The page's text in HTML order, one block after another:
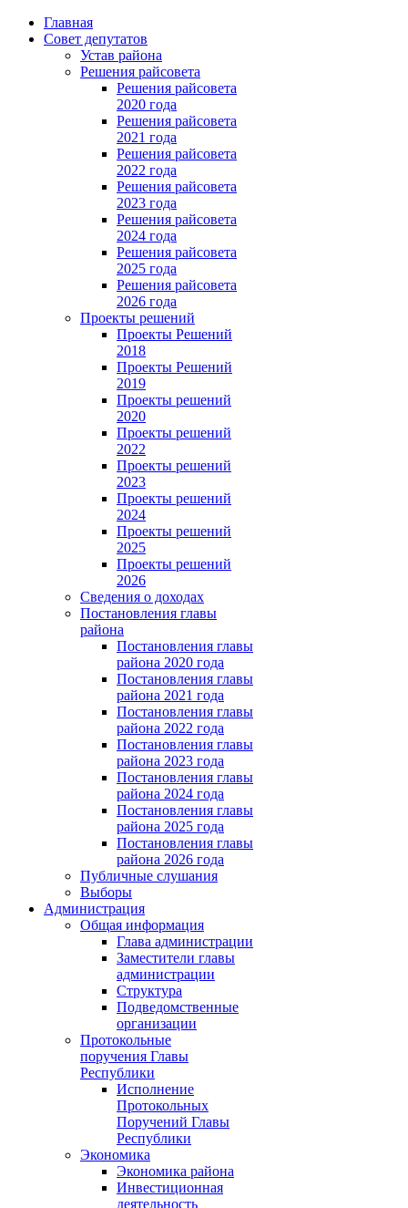
Главная
Совет депутатов
Устав района
Решения райсовета
Решения райсовета
2020 года
Решения райсовета
2021 года
Решения райсовета
2022 года
Решения райсовета
2023 года
Решения райсовета
2024 года
Решения райсовета
2025 года
Решения райсовета
2026 года
Проекты решений
Проекты Решений
2018
Проекты Решений
2019
Проекты решений
2020
Проекты решений
2022
Проекты решений
2023
Проекты решений
2024
Проекты решений
2025
Проекты решений
2026
Сведения о доходах
Постановления главы
района
Постановления главы
района 2020 года
Постановления главы
района 2021 года
Постановления главы
района 2022 года
Постановления главы
района 2023 года
Постановления главы
района 2024 года
Постановления главы
района 2025 года
Постановления главы
района 2026 года
Публичные слушания
Выборы
Администрация
Общая информация
Глава администрации
Заместители главы
администрации
Структура
Подведомственные
организации
Протокольные
поручения Главы
Республики
Исполнение
Протокольных
Поручений Главы
Республики
Экономика
Экономика района
Инвестиционная
деятельность